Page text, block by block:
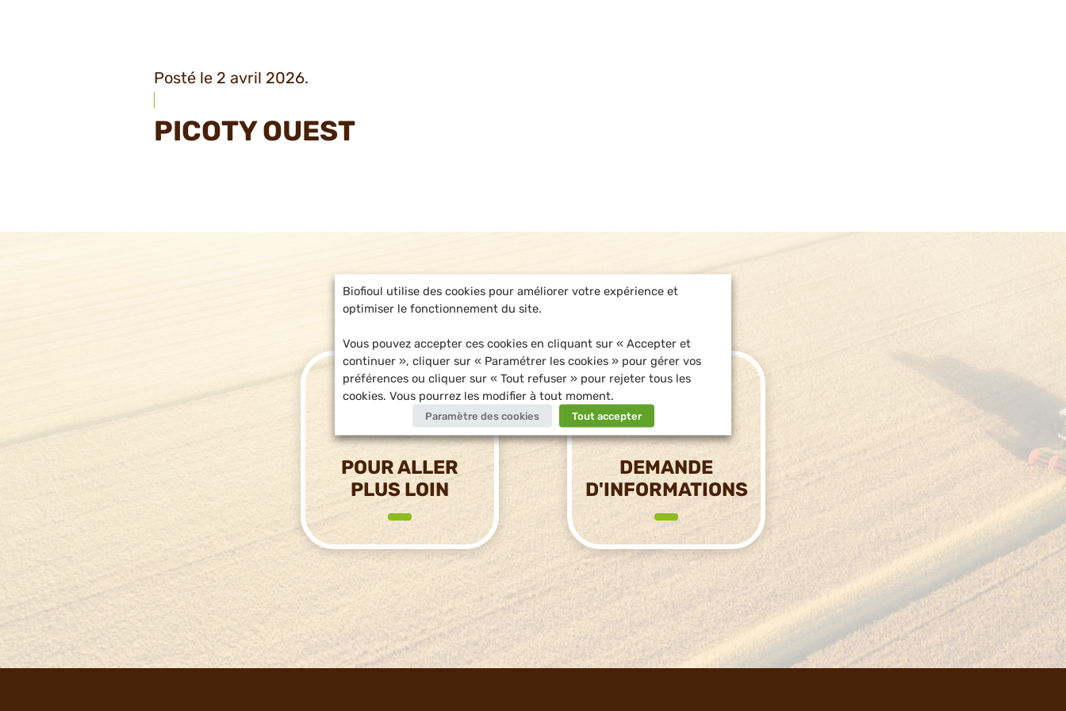
Posté le 2 avril 2026.
PICOTY OUEST
POUR ALLER
PLUS LOIN
DEMANDE
D'INFORMATIONS
Biofioul utilise des cookies pour améliorer votre expérience et
optimiser le fonctionnement du site.
Vous pouvez accepter ces cookies en cliquant sur « Accepter et
continuer », cliquer sur « Paramétrer les cookies » pour gérer vos
préférences ou cliquer sur « Tout refuser » pour rejeter tous les
cookies. Vous pourrez les modifier à tout moment.
Paramètre des cookies Tout accepter